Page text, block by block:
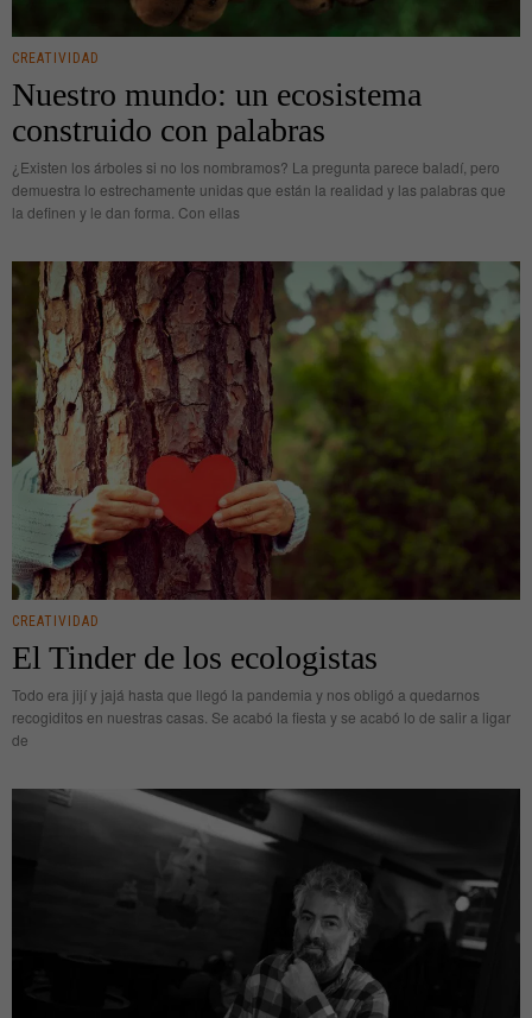
CREATIVIDAD
Nuestro mundo: un ecosistema
construido con palabras
¿Existen los árboles si no los nombramos? La pregunta parece baladí, pero
demuestra lo estrechamente unidas que están la realidad y las palabras que
la definen y le dan forma. Con ellas
CREATIVIDAD
El Tinder de los ecologistas
Todo era jijí y jajá hasta que llegó la pandemia y nos obligó a quedarnos
recogiditos en nuestras casas. Se acabó la fiesta y se acabó lo de salir a ligar
de